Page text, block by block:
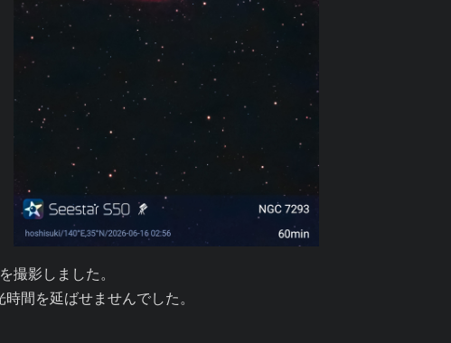
影しました。
間を延ばせませんでした。